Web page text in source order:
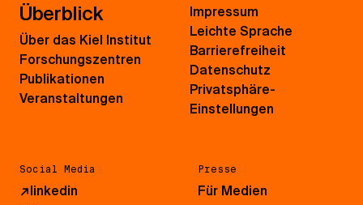
Überblick
Über das Kiel Institut
Forschungszentren
Publikationen
Veranstaltungen
Social Media
↗linkedin
Presse
Für Medien
Impressum
Leichte Sprache
Barrierefreiheit
Datenschutz
Privatsphäre-
Einstellungen